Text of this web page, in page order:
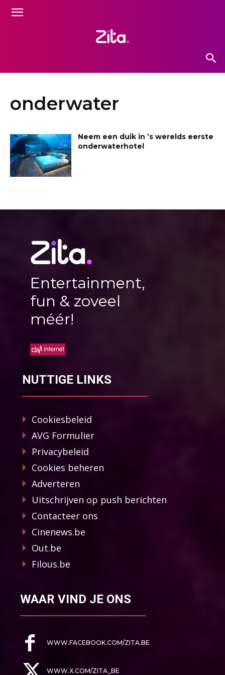
onderwater
Neem een duik in ’s werelds eerste
onderwaterhotel
Entertainment,
fun & zoveel
méér!
NUTTIGE LINKS
Cookiesbeleid
AVG Formulier
Privacybeleid
Cookies beheren
Adverteren
Uitschrijven op push berichten
Contacteer ons
Cinenews.be
Out.be
Filous.be
WAAR VIND JE ONS
WWW.FACEBOOK.COM/ZITA.BE
WWW.X.COM/ZITA_BE